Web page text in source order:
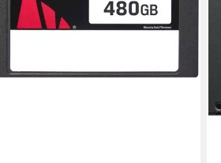
19,82 €
mtl. in 24 Raten
in 6-8 Werktagen bei dir